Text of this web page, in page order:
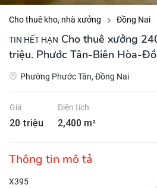
Cho thuê kho, nhà xưởng Đồng Nai
TIN HẾT HẠN Cho thuê xưởng
triệu. Phước Tân-Biên Hòa-
Phường Phước Tân, Đồng Nai
Giá
20 triệu
Diện tích
2,400 m²
Thông tin mô tả
X395